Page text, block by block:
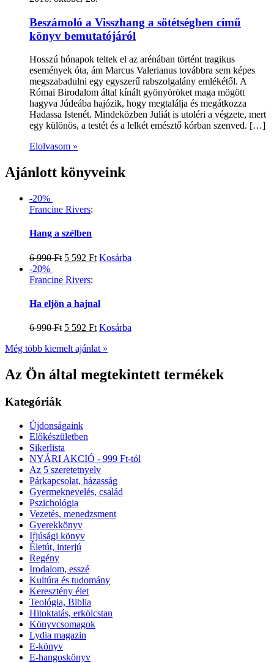
Beszámoló a Visszhang a sötétségben című
könyv bemutatójáról
Hosszú hónapok teltek el az arénában történt tragikus
események óta, ám Marcus Valerianus továbbra sem képes
megszabadulni egy egyszerű rabszolgalány emlékétől. A
Római Birodalom által kínált gyönyöröket maga mögött
hagyva Júdeába hajózik, hogy megtalálja és megátkozza
Hadassa Istenét. Mindeközben Juliát is utoléri a végzete, mert
egy különös, a testét és a lelkét emésztő kórban szenved. […]
Elolvasom »
Ajánlott könyveink
-20%
Francine Rivers:
Hang a szélben
6 990Ft 5 592 Ft Kosárba
-20%
Francine Rivers:
Ha eljön a hajnal
6 990Ft 5 592 Ft Kosárba
Még több kiemelt ajánlat »
Az Ön által megtekintett termékek
Kategóriák
Újdonságaink
Előkészületben
Sikerlista
NYÁRI AKCIÓ - 999 Ft-tól
Az 5 szeretetnyelv
Párkapcsolat, házasság
Gyermeknevelés, család
Pszichológia
Vezetés, menedzsment
Gyerekkönyv
Ifjúsági könyv
Életút, interjú
Regény
Irodalom, esszé
Kultúra és tudomány
Keresztény élet
Teológia, Biblia
Hitoktatás, erkölcstan
Könyvcsomagok
Lydia magazin
E-könyv
E-hangoskönyv